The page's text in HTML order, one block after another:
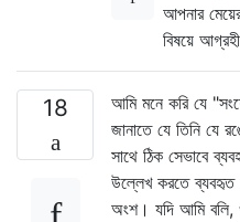
আপনার
বিষয়ে
18
আমি মনে করি যে
জানাতে যে তিনি যে
সাথে ঠিক সেভাবে
উল্লেখ করতে
অংশ। যদি আমি বলি,